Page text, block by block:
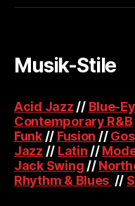
Musik-Stile
Acid Jazz // Blue-
Contemporary R&B
Funk// Fusion //
Jazz // Latin //
Jack Swing //
Rhythm & Blues //